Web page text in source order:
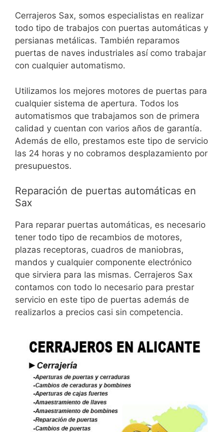
Cerrajeros Sax, somos especialistas en realizar
todo tipo de trabajos con puertas automáticas y
persianas metálicas. También reparamos
puertas de naves industriales así como trabajar
con cualquier automatismo.
Utilizamos los mejores motores de puertas para
cualquier sistema de apertura. Todos los
automatismos que trabajamos son de primera
calidad y cuentan con varios años de garantía.
Además de ello, prestamos este tipo de servicio
las 24 horas y no cobramos desplazamiento por
presupuestos.
Reparación de puertas automáticas en
Sax
Para reparar puertas automáticas, es necesario
tener todo tipo de recambios de motores,
plazas receptoras, cuadros de maniobras,
mandos y cualquier componente electrónico
que sirviera para las mismas. Cerrajeros Sax
contamos con todo lo necesario para prestar
servicio en este tipo de puertas además de
realizarlos a precios casi sin competencia.